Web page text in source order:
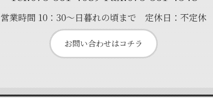
営業時間 10：30～日暮れの頃まで 定休日：不定休
お問い合わせはコチラ